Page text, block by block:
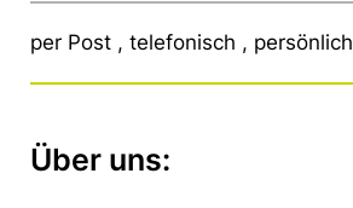
per Post , telefonisch , persönlich
Über uns: